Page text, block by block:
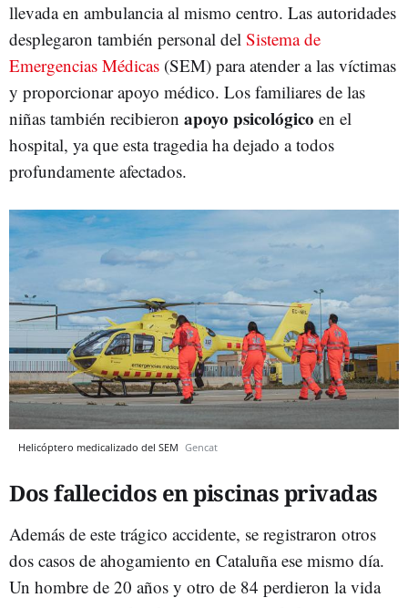
llevada en ambulancia al mismo centro. Las autoridades
desplegaron también personal del Sistema de
Emergencias Médicas (SEM) para atender a las víctimas
y proporcionar apoyo médico. Los familiares de las
niñas también recibieron apoyo psicológico en el
hospital, ya que esta tragedia ha dejado a todos
profundamente afectados.
Helicóptero medicalizado del SEM Gencat
Dos fallecidos en piscinas privadas
Además de este trágico accidente, se registraron otros
dos casos de ahogamiento en Cataluña ese mismo día.
Un hombre de 20 años y otro de 84 perdieron la vida